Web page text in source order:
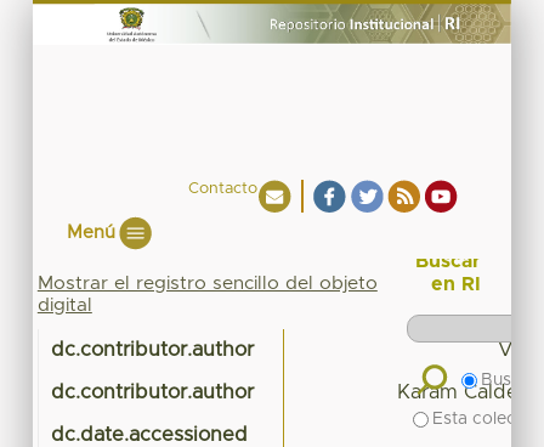
Contacto
Menú
Mostrar el registro sencillo del objeto
digital
dc.contributor.author
dc.contributor.author Karam
dc.date.accessioned
Buscar
en RI
Buscar
Esta